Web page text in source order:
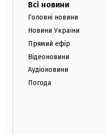
Всі новини
Головні новини
Новини України
Прямий ефір
Відеоновини
Аудіоновини
Погода